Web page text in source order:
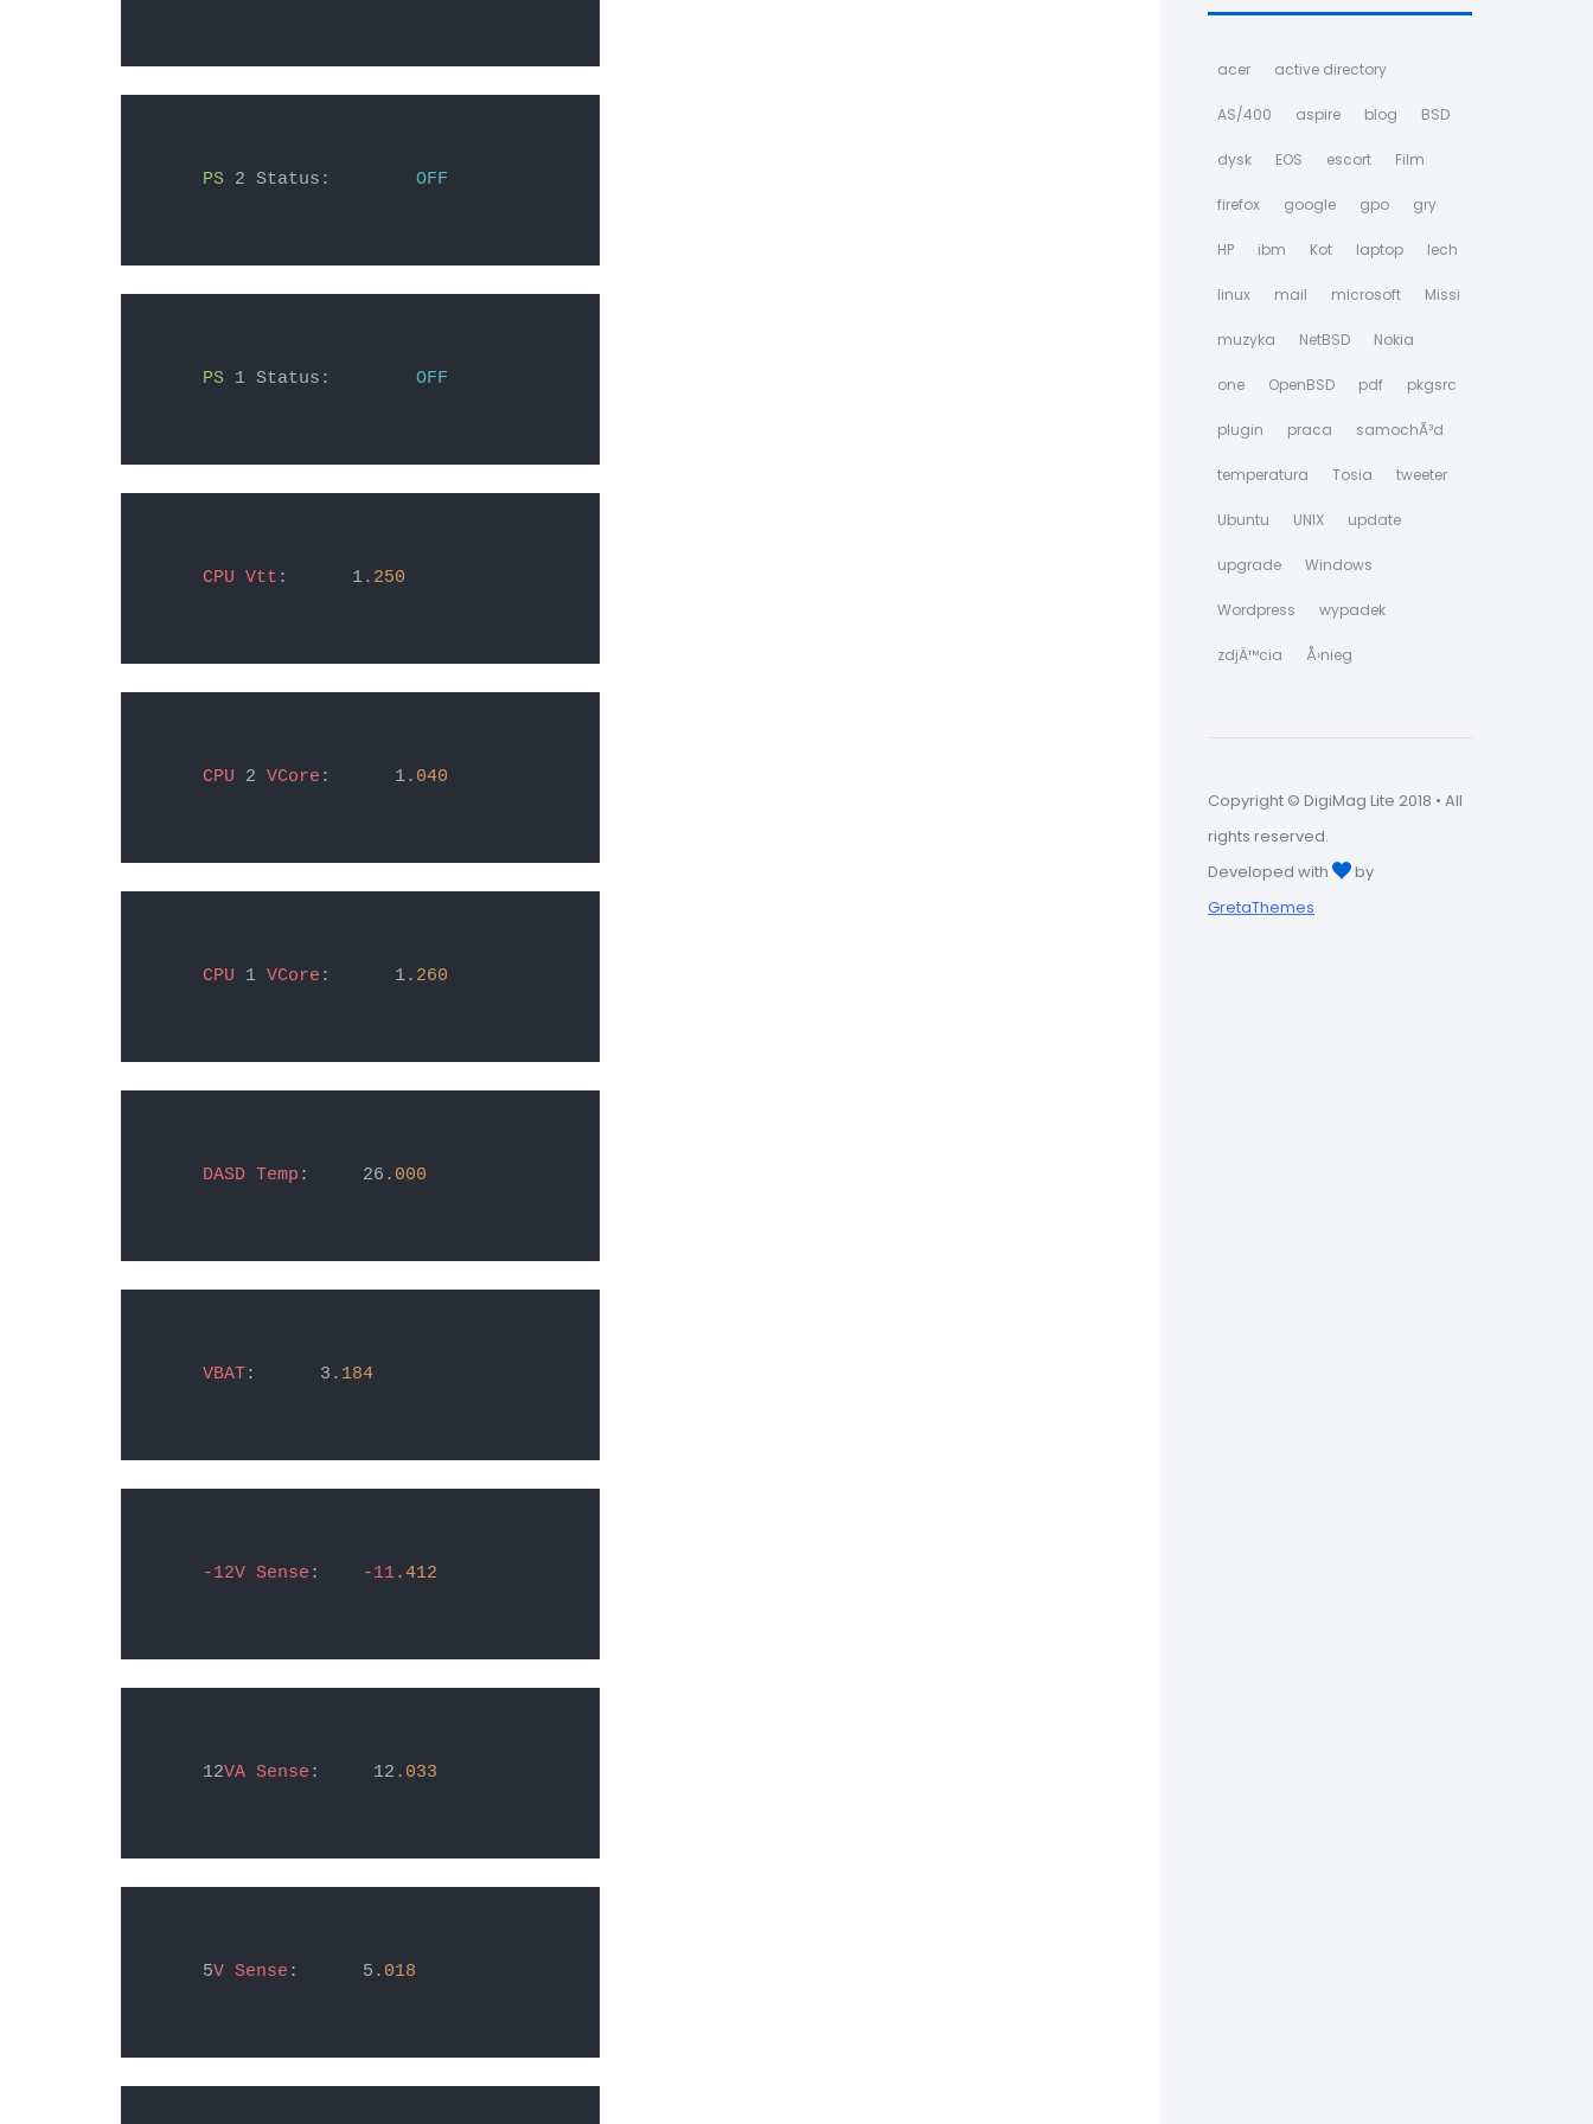
PS 2 Status: OFF
PS 1 Status: OFF
CPU Vtt :      1.250
CPU 2 VCore :      1.040
CPU 1 VCore :      1.260
DASD Temp :     26 .000
VBAT:      3 .184
-12V Sense : -11.412
12VA Sense :     12 .033
5V Sense :      5 .018
acer active directory
AS/400 aspire blog BSD
dysk EOS escort Film
firefox google gpo gry
HP ibm Kot laptop lech
linux mail microsoft Missi
muzyka NetBSD Nokia
one OpenBSD pdf pkgsrc
plugin praca samochÃ³d
temperatura Tosia tweeter
Ubuntu UNIX update
upgrade Windows
Wordpress wypadek
zdjÄ™cia Å›nieg
Copyright © DigiMag Lite 2018 • All
rights reserved.
Developed with
by
GretaThemes